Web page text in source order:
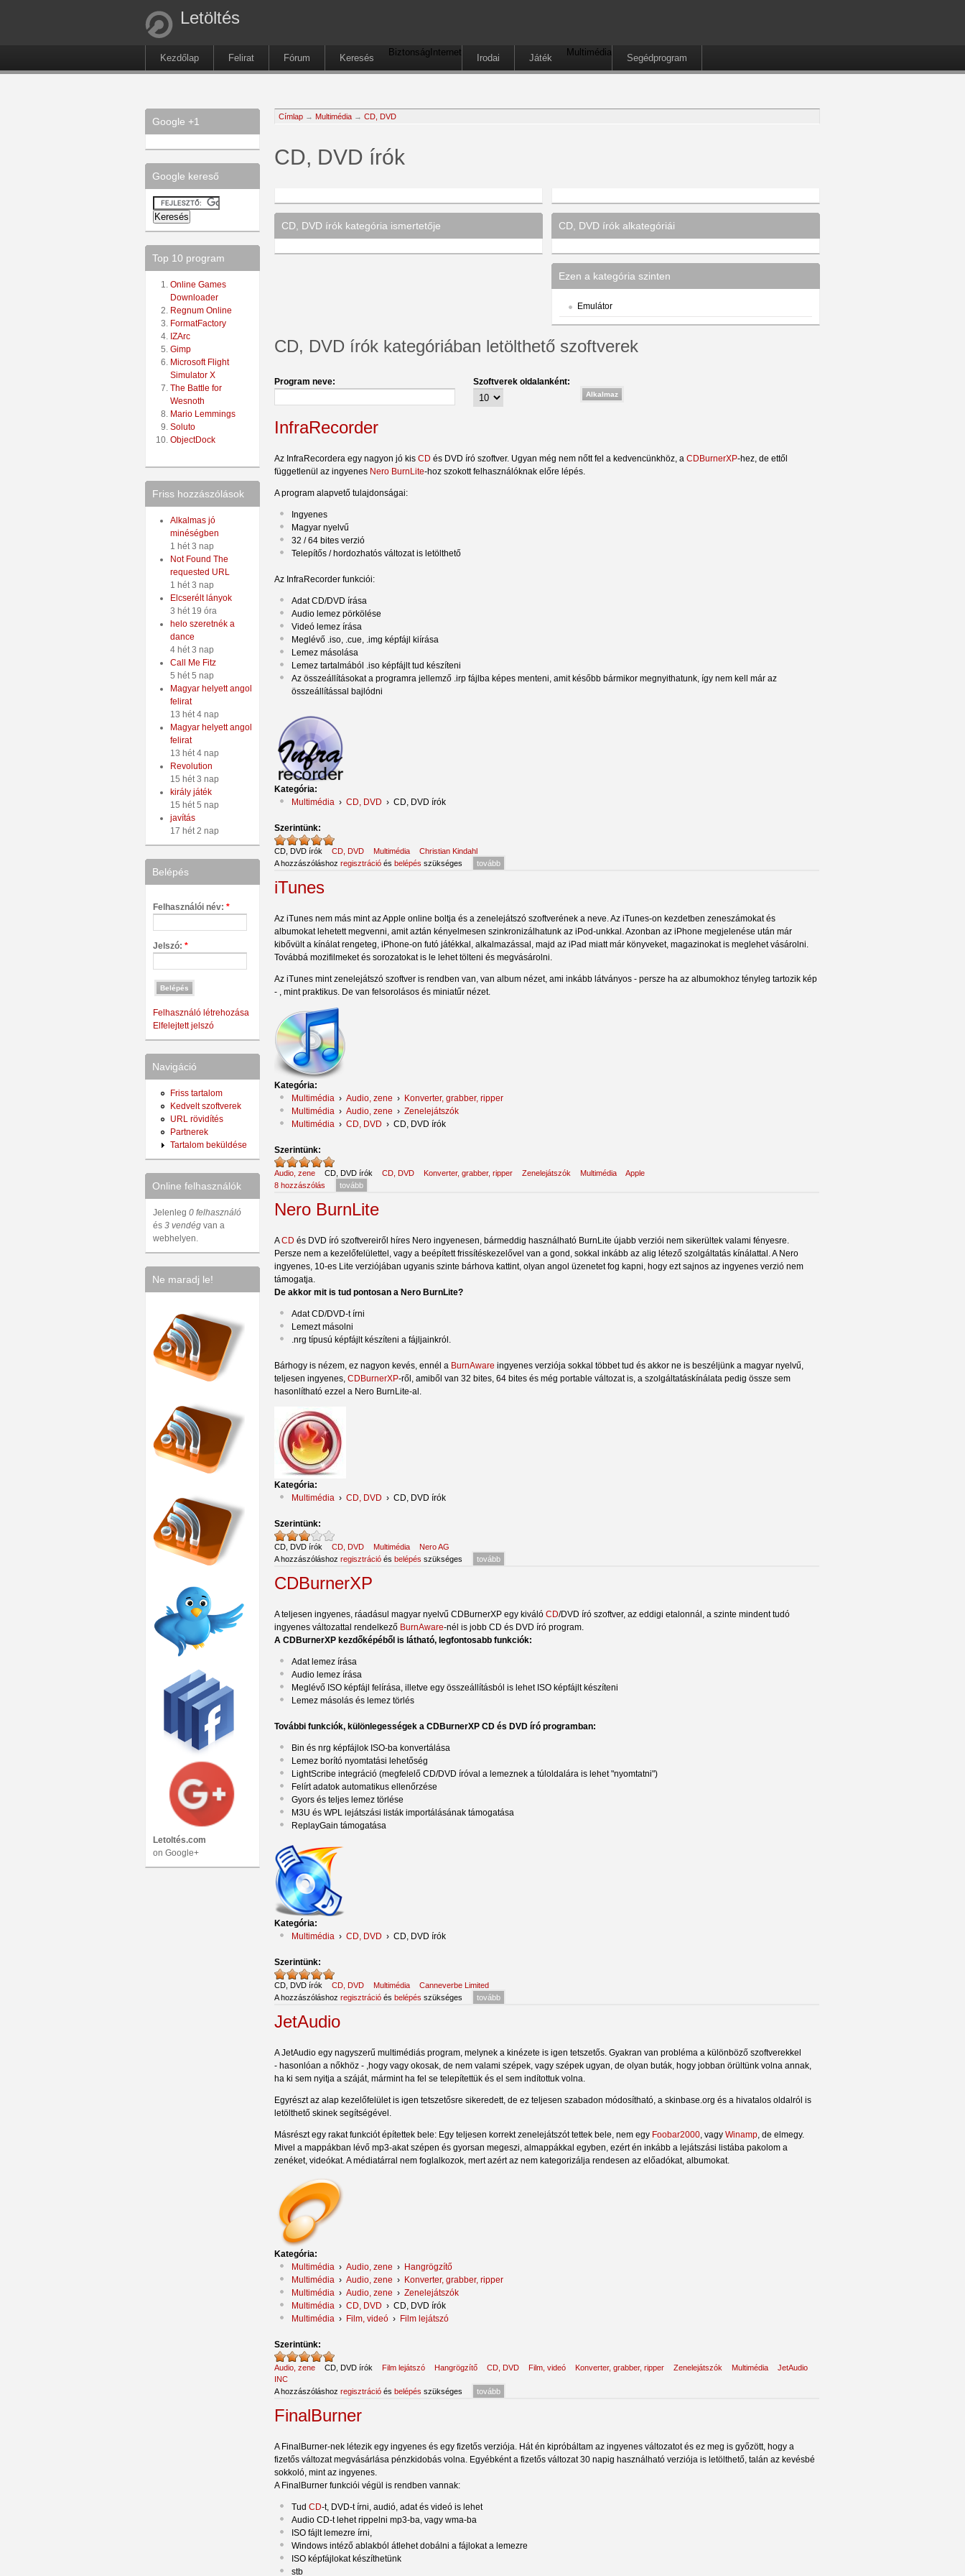
Letöltés
Kezdőlap Felirat Fórum Keresés
Biztonság Internet
Irodai Játék
Multimédia
Segédprogram
Google +1
Google kereső
Top 10 program
Online Games
Downloader
Regnum Online
FormatFactory
IZArc
Gimp
Microsoft Flight
Simulator X
The Battle for
Wesnoth
Mario Lemmings
Soluto
ObjectDock
Friss hozzászólások
Alkalmas jó
minéségben
1 hét 3 nap
Not Found The
requested URL
1 hét 3 nap
Elcserélt lányok
3 hét 19 óra
helo szeretnék a
dance
4 hét 3 nap
Call Me Fitz
5 hét 5 nap
Magyar helyett angol
felirat
13 hét 4 nap
Magyar helyett angol
felirat
13 hét 4 nap
Revolution
15 hét 3 nap
király játék
15 hét 5 nap
javítás
17 hét 2 nap
Belépés
Felhasználói név: *
Jelszó: *
Felhasználó létrehozása
Elfelejtett jelszó
Navigáció
Friss tartalom
Kedvelt szoftverek
URL rövidítés
Partnerek
Tartalom beküldése
Online felhasználók
Jelenleg 0 felhasználó
és 3 vendég van a
webhelyen.
Ne maradj le!
Letoltés.com
on Google+
Címlap → Multimédia → CD, DVD
CD, DVD írók
CD, DVD írók kategória ismertetője CD, DVD írók alkategóriái
Ezen a kategória szinten
Emulátor
CD, DVD írók kategóriában letölthető szoftverek
Program neve: Szoftverek oldalanként:
InfraRecorder
Az InfraRecordera egy nagyon jó kis CD és DVD író szoftver. Ugyan még nem nőtt fel a kedvencünkhöz, a CDBurnerXP-hez, de ettől
függetlenül az ingyenes Nero BurnLite-hoz szokott felhasználóknak előre lépés.
A program alapvető tulajdonságai:
Ingyenes
Magyar nyelvű
32 / 64 bites verzió
Telepítős / hordozhatós változat is letölthető
Az InfraRecorder funkciói:
Adat CD/DVD írása
Audio lemez pörkölése
Videó lemez írása
Meglévő .iso, .cue, .img képfájl kiírása
Lemez másolása
Lemez tartalmából .iso képfájlt tud készíteni
Az összeállításokat a programra jellemző .irp fájlba képes menteni, amit később bármikor megnyithatunk, így nem kell már az
összeállítással bajlódni
Kategória:
Multimédia › CD, DVD › CD, DVD írók
Szerintünk:
CD, DVD írók CD, DVD Multimédia
Christian Kindahl
A hozzászóláshoz regisztráció és belépés szükséges tovább
iTunes
Az iTunes nem más mint az Apple online boltja és a zenelejátszó szoftverének a neve. Az iTunes-on kezdetben zeneszámokat és
albumokat lehetett megvenni, amit aztán kényelmesen szinkronizálhatunk az iPod-unkkal. Azonban az iPhone megjelenése után már
kibővült a kínálat rengeteg, iPhone-on futó játékkal, alkalmazással, majd az iPad miatt már könyveket, magazinokat is meglehet vásárolni.
Továbbá mozifilmeket és sorozatokat is le lehet tölteni és megvásárolni.
Az iTunes mint zenelejátszó szoftver is rendben van, van album nézet, ami inkább látványos - persze ha az albumokhoz tényleg tartozik kép
- , mint praktikus. De van felsorolásos és miniatűr nézet.
Kategória:
Multimédia › Audio, zene › Konverter, grabber, ripper
Multimédia › Audio, zene › Zenelejátszók
Multimédia › CD, DVD › CD, DVD írók
Szerintünk:
Audio, zene CD, DVD írók CD, DVD Konverter, grabber, ripper Zenelejátszók Multimédia
Apple
8 hozzászólás
tovább
Nero BurnLite
ACD és DVD író szoftvereiről híres Nero ingyenesen, bármeddig használható BurnLite újabb verziói nem sikerültek valami fényesre.
Persze nem a kezelőfelülettel, vagy a beépített frissítéskezelővel van a gond, sokkal inkább az alig létező szolgáltatás kínálattal. A Nero
ingyenes, 10-es Lite verziójában ugyanis szinte bárhova kattint, olyan angol üzenetet fog kapni, hogy ezt sajnos az ingyenes verzió nem
támogatja.
De akkor mit is tud pontosan a Nero BurnLite?
Adat CD/DVD-t írni
Lemezt másolni
.nrg típusú képfájlt készíteni a fájljainkról.
Bárhogy is nézem, ez nagyon kevés, ennél a BurnAware ingyenes verziója sokkal többet tud és akkor ne is beszéljünk a magyar nyelvű,
teljesen ingyenes, CDBurnerXP-ről, amiből van 32 bites, 64 bites és még portable változat is, a szolgáltatáskínálata pedig össze sem
hasonlítható ezzel a Nero BurnLite-al.
Kategória:
Multimédia › CD, DVD › CD, DVD írók
Szerintünk:
CD, DVD írók CD, DVD Multimédia
Nero AG
A hozzászóláshoz regisztráció és belépés szükséges tovább
CDBurnerXP
A teljesen ingyenes, ráadásul magyar nyelvű CDBurnerXP egy kiváló CD/DVD író szoftver, az eddigi etalonnál, a szinte mindent tudó
ingyenes változattal rendelkező BurnAware-nél is jobb CD és DVD író program.
A CDBurnerXP kezdőképéből is látható, legfontosabb funkciók:
Adat lemez írása
Audio lemez írása
Meglévő ISO képfájl felírása, illetve egy összeállításból is lehet ISO képfájlt készíteni
Lemez másolás és lemez törlés
További funkciók, különlegességek a CDBurnerXP CD és DVD író programban:
Bin és nrg képfájlok ISO-ba konvertálása
Lemez borító nyomtatási lehetőség
LightScribe integráció (megfelelő CD/DVD íróval a lemeznek a túloldalára is lehet "nyomtatni")
Felírt adatok automatikus ellenőrzése
Gyors és teljes lemez törlése
M3U és WPL lejátszási listák importálásának támogatása
ReplayGain támogatása
Kategória:
Multimédia › CD, DVD › CD, DVD írók
Szerintünk:
CD, DVD írók CD, DVD Multimédia
Canneverbe Limited
A hozzászóláshoz regisztráció és belépés szükséges tovább
JetAudio
A JetAudio egy nagyszerű multimédiás program, melynek a kinézete is igen tetszetős. Gyakran van probléma a különböző szoftverekkel
- hasonlóan a nőkhöz - ,hogy vagy okosak, de nem valami szépek, vagy szépek ugyan, de olyan buták, hogy jobban örültünk volna annak,
ha ki sem nyitja a száját, mármint ha fel se telepítettük és el sem indítottuk volna.
Egyrészt az alap kezelőfelület is igen tetszetősre sikeredett, de ez teljesen szabadon módosítható, a skinbase.org és a hivatalos oldalról is
letölthető skinek segítségével.
Másrészt egy rakat funkciót építettek bele: Egy teljesen korrekt zenelejátszót tettek bele, nem egy Foobar2000 , vagy Winamp , de elmegy.
Mivel a mappákban lévő mp3-akat szépen és gyorsan megeszi, almappákkal egyben, ezért én inkább a lejátszási listába pakolom a
zenéket, videókat. A médiatárral nem foglalkozok, mert azért az nem kategorizálja rendesen az előadókat, albumokat.
Kategória:
Multimédia › Audio, zene › Hangrögzítő
Multimédia › Audio, zene › Konverter, grabber, ripper
Multimédia › Audio, zene › Zenelejátszók
Multimédia › CD, DVD › CD, DVD írók
Multimédia › Film, videó › Film lejátszó
Szerintünk:
Audio, zene CD, DVD írók Film lejátszó Hangrögzítő CD, DVD Film, videó Konverter, grabber, ripper Zenelejátszók Multimédia
JetAudio
INC
A hozzászóláshoz regisztráció és belépés szükséges tovább
FinalBurner
A FinalBurner-nek létezik egy ingyenes és egy fizetős verziója. Hát én kipróbáltam az ingyenes változatot és ez meg is győzött, hogy a
fizetős változat megvásárlása pénzkidobás volna. Egyébként a fizetős változat 30 napig használható verziója is letölthető, talán az kevésbé
sokkoló, mint az ingyenes.
A FinalBurner funkciói végül is rendben vannak:
Tud CD-t, DVD-t írni, audió, adat és videó is lehet
Audio CD-t lehet rippelni mp3-ba, vagy wma-ba
ISO fájlt lemezre írni,
Windows intéző ablakból átlehet dobálni a fájlokat a lemezre
ISO képfájlokat készíthetünk
stb